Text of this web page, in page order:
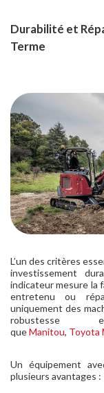
Durabilité et
Terme
L’un des critères
investissement
indicateur mesure la
entretenu ou
uniquement des
queManitou, Toyota
Un équipement
plusieurs avantages :